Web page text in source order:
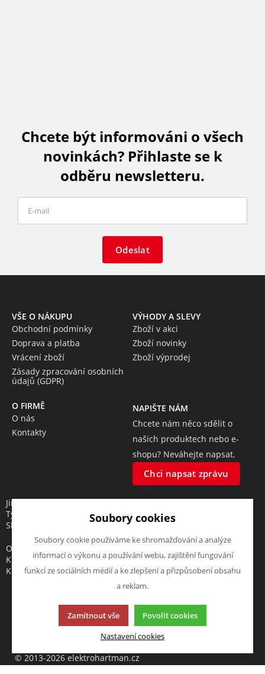
Chcete být informováni o všech
novinkách? Přihlaste se k
odběru newsletteru.
Odeslat
VŠE O NÁKUPU
Obchodní podmínky
Doprava a platba
Vrácení zboží
Zásady zpracování osobních
údajů (GDPR)
VÝHODY A SLEVY
Zboží v akci
Zboží novinky
Zboží výprodej
O FIRMĚ
O nás
Kontakty
NAPIŠTE NÁM
Chcete nám něco sdělit o
našich produktech nebo e-
shopu? Neváhejte napsat.
Chci napsat zprávu
Jiří Hartman
Tyršova 143, 552 03 Česká
Skalice, CZ
Obchodní rejstřík vedený u
Krajského soudu v Hradci
Králové, oddíl A, vložka 18553
Tato stránka používá soubory cookies. Klikněte pro více
© 2013-2026 elektrohartman.cz
K2 e-shop - První e-shop, který uřídí celou vaši firmu.
Soubory cookies
Soubory cookie používáme ke shromažďování a analýze
informací o výkonu a používání webu, zajištění fungování
funkcí ze sociálních médií a ke zlepšení a přizpůsobení obsahu
a reklam.
Zamítnout vše Povolit cookies
Nastavení cookies